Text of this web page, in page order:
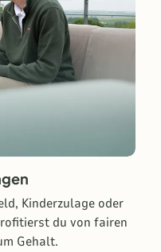
Kinderzulage oder
du von fairen
Gehalt.